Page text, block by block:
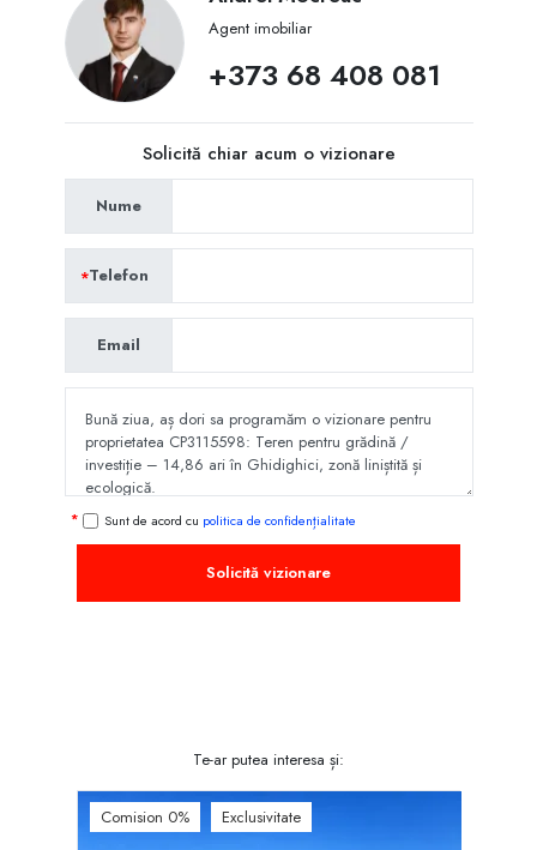
Agent imobiliar
+373 68 408 081
Solicită chiar acum o vizionare
Nume
Telefon
Email
Sunt de acord cu politica de confidențialitate
Solicită vizionare
Te-ar putea interesa și:
Comision 0% Exclusivitate